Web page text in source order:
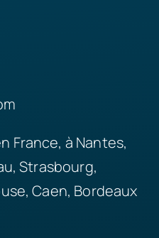
France, à Nantes,
Strasbourg,
Caen, Bordeaux